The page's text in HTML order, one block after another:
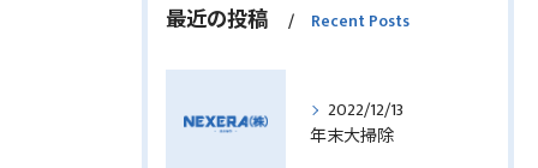
最近の投稿 Recent Posts
2022/12/13
年末大掃除